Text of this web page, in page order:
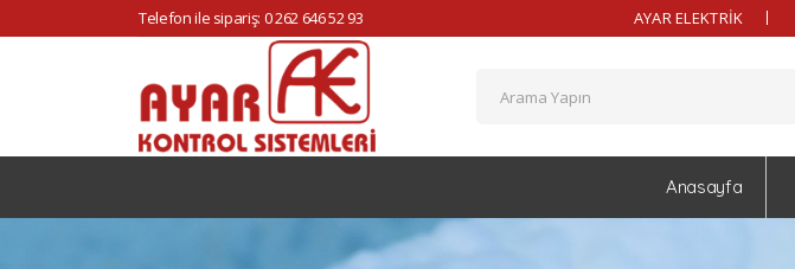
Telefon ile sipariş: 0 262 646 52 93 AYAR ELEKTRİK
Anasayfa